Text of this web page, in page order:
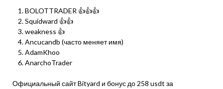
BOLOTTRADER 👍👍👍
Squidward 👍👍
weakness 👍
Ancucandb (часто меняет имя)
AdamKhoo
AnarchoTrader
Официальный сайт Bityard и бонус до 258 usdt за